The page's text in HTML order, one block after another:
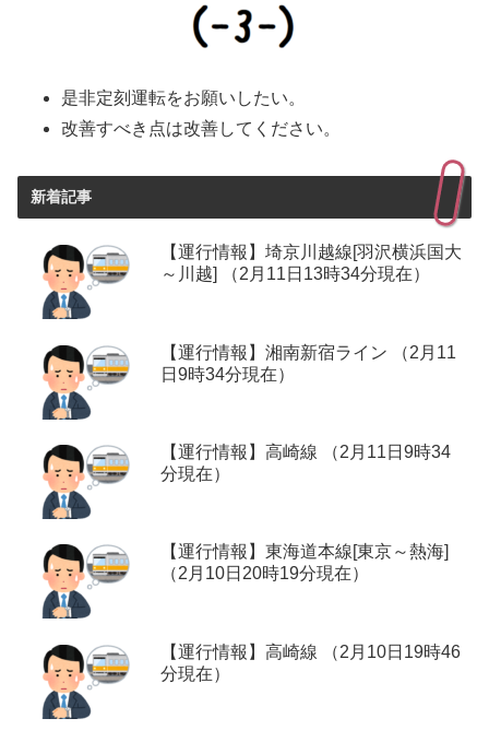
是非定刻運転をお願いしたい。
改善すべき点は改善してください。
新着記事
【運行情報】埼京川越線[羽沢横浜国大
～川越] （2月11日13時34分現在）
【運行情報】湘南新宿ライン （2月11
日9時34分現在）
【運行情報】高崎線 （2月11日9時34
分現在）
【運行情報】東海道本線[東京～熱海]
（2月10日20時19分現在）
【運行情報】高崎線 （2月10日19時46
分現在）